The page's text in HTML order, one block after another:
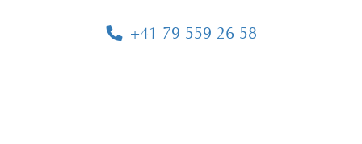
+41 79 559 26 58